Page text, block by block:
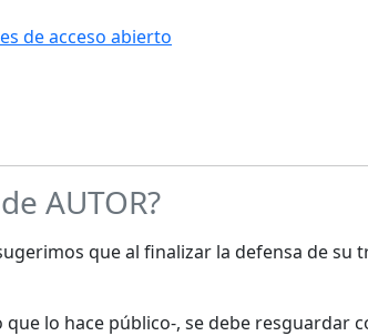
de acceso abierto
AUTOR?
que al finalizar la defensa de
lo hace público-, se debe resguardar